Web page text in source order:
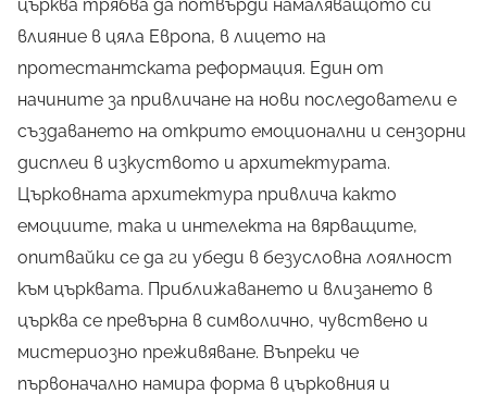
църква трябва да потвърди намаляващото си
влияние в цяла Европа, в лицето на
протестантската реформация. Един от
начините за привличане на нови последователи е
създаването на открито емоционални и сензорни
дисплеи в изкуството и архитектурата.
Църковната архитектура привлича както
емоциите, така и интелекта на вярващите,
опитвайки се да ги убеди в безусловна лоялност
към църквата. Приближаването и влизането в
църква се превърна в символично, чувствено и
мистериозно преживяване. Въпреки че
първоначално намира форма в църковния и